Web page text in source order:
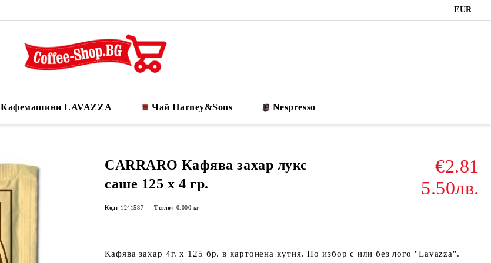
EUR
Кафемашини LAVAZZA Чай Harney&Sons Nespresso
CARRARO Кафява захар лукс
саше 125 х 4 гр.
€2.81
5.50лв.
Код: 1241587 Тегло: 0.000 кг
Кафява захар 4г. х 125 бр. в картонена кутия. По избор с или без лого "Lavazza".